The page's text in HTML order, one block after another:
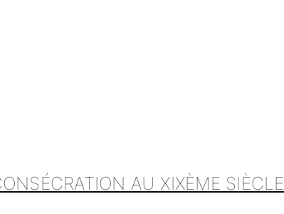
AU XIXÈME SIÈCLE